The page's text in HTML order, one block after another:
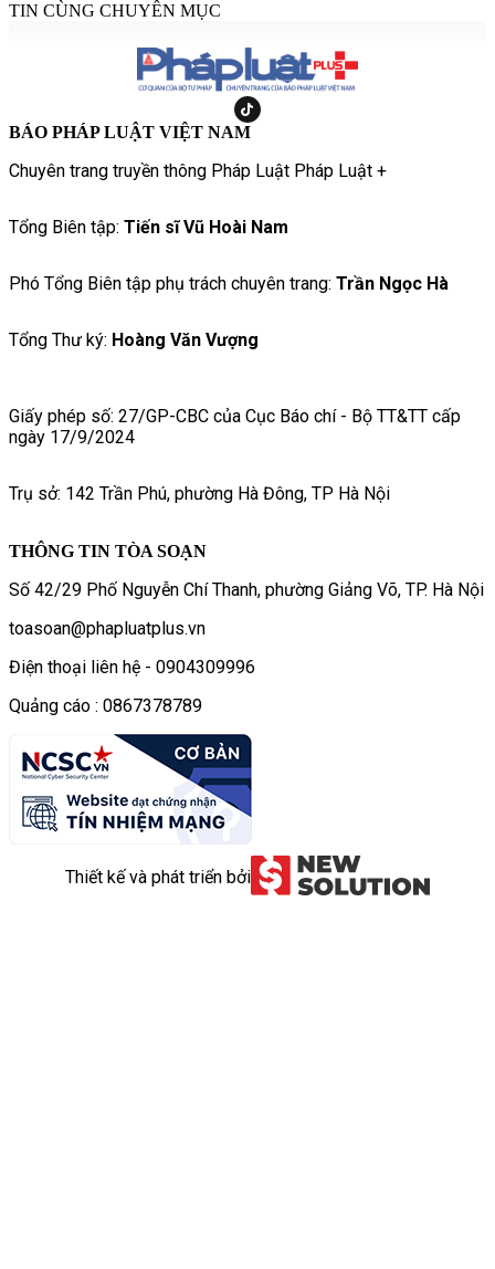
TIN CÙNG CHUYÊN MỤC
BÁO PHÁP LUẬT VIỆT NAM
Chuyên trang truyền thông Pháp Luật Pháp Luật +
Tổng Biên tập: Tiến sĩ Vũ Hoài Nam
Phó Tổng Biên tập phụ trách chuyên trang: Trần Ngọc Hà
Tổng Thư ký: Hoàng Văn Vượng
Giấy phép số: 27/GP-CBC của Cục Báo chí - Bộ TT&TT cấp
ngày 17/9/2024
Trụ sở: 142 Trần Phú, phường Hà Đông, TP Hà Nội
THÔNG TIN TÒA SOẠN
Số 42/29 Phố Nguyễn Chí Thanh, phường Giảng Võ, TP. Hà Nội
toasoan@phapluatplus.vn
Điện thoại liên hệ - 0904309996
Quảng cáo : 0867378789
Thiết kế và phát triển bởi